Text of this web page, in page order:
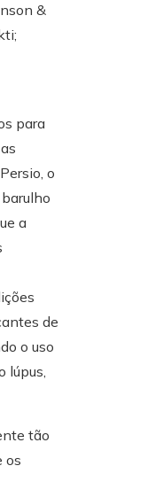
&
para
o
a
de
o uso
lúpus,
tão
os